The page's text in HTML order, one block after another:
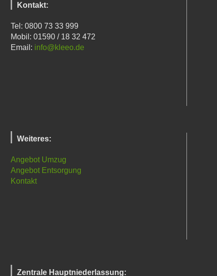
Kontakt:
Tel: 0800 73 33 999
Mobil: 01590 / 18 32 472
Email: info@kleeo.de
Weiteres:
Angebot Umzug
Angebot Entsorgung
Kontakt
Zentrale Hauptniederlassung: